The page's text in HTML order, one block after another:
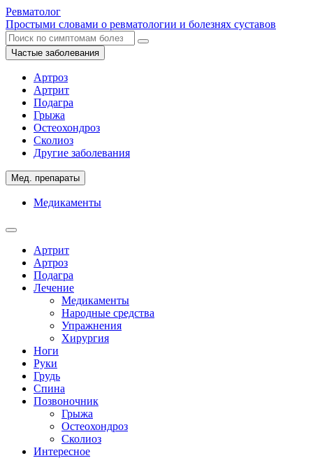
Ревматолог
Простыми словами о ревматологии и болезнях суставов
Частые заболевания
Артроз
Артрит
Подагра
Грыжа
Остеохондроз
Сколиоз
Другие заболевания
Мед. препараты
Медикаменты
Артрит
Артроз
Подагра
Лечение
Медикаменты
Народные средства
Упражнения
Хирургия
Ноги
Руки
Грудь
Спина
Позвоночник
Грыжа
Остеохондроз
Сколиоз
Интересное